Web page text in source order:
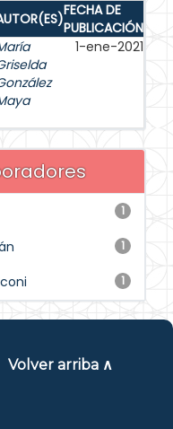
FECHA DE
PUBLICACIÓN
1-ene-2021
1
1
1
Volver arriba ∧